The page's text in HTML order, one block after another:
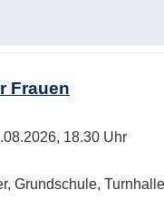
Frauen
18.30 Uhr
Grundschule, Turnhalle